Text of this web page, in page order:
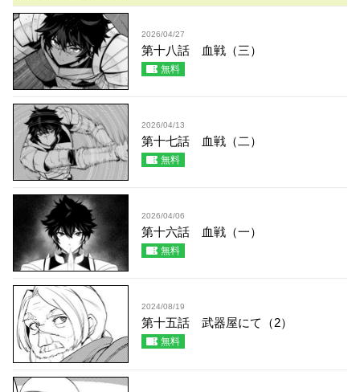
2026/04/27
第十八話 血戦（三）
無料
2026/04/13
第十七話 血戦（二）
無料
2026/04/06
第十六話 血戦（一）
無料
2024/08/19
第十五話 武器屋にて（2）
無料